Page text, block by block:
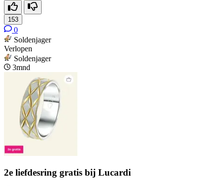
153
0
Soldenjager
Verlopen
Soldenjager
3mnd
2e liefdesring gratis bij Lucardi